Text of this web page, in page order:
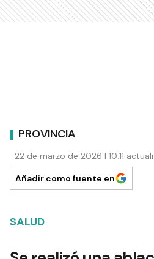
PROVINCIA
22 de marzo de 2026 | 10:11
Añadir como fuente en
SALUD